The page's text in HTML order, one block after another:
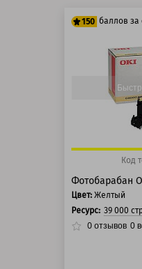
150 баллов за
125 баллов
150 баллов
Код
Фотобарабан
Цвет: Желтый
Ресурс: 39 000
0 отзывов 0